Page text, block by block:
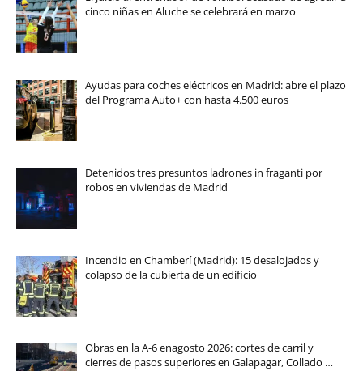
cinco niñas en Aluche se celebrará en marzo
Ayudas para coches eléctricos en Madrid: abre el plazo
del Programa Auto+ con hasta 4.500 euros
Detenidos tres presuntos ladrones in fraganti por
robos en viviendas de Madrid
Incendio en Chamberí (Madrid): 15 desalojados y
colapso de la cubierta de un edificio
Obras en la A-6 enagosto 2026: cortes de carril y
cierres de pasos superiores en Galapagar, Collado …